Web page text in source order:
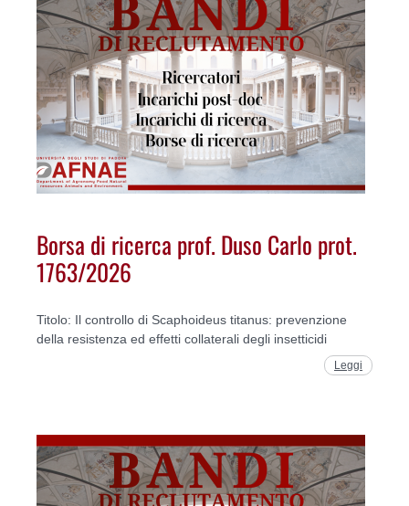
Borsa di ricerca prof. Duso Carlo prot.
1763/2026
Titolo: Il controllo di Scaphoideus titanus: prevenzione
della resistenza ed effetti collaterali degli insetticidi
Leggi